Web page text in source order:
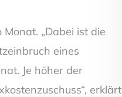
„Dabei ist die
eines
Je höher der
erklärt